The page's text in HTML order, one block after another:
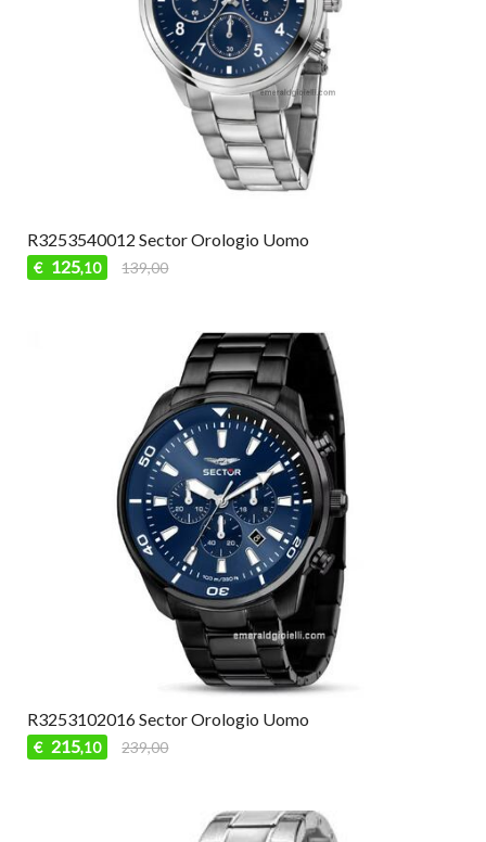
R3253540012 Sector Orologio Uomo
€ 125,10 139,00
R3253102016 Sector Orologio Uomo
€ 215,10 239,00